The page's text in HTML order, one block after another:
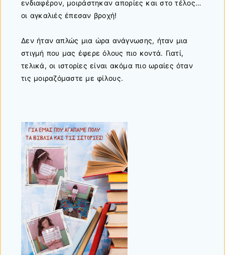
ενδιαφέρον, μοιράστηκαν απορίες και στο τέλος…
οι αγκαλιές έπεσαν βροχή!
Δεν ήταν απλώς μια ώρα ανάγνωσης, ήταν μια
στιγμή που μας έφερε όλους πιο κοντά. Γιατί,
τελικά, οι ιστορίες είναι ακόμα πιο ωραίες όταν
τις μοιραζόμαστε με φίλους.